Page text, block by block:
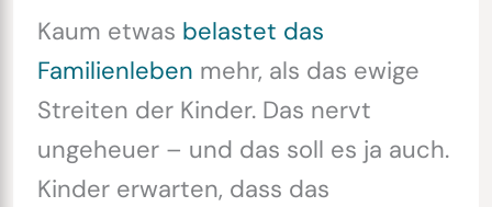
Kaum etwas belastet das
Familienleben mehr, als das ewige
Streiten der Kinder. Das nervt
ungeheuer – und das soll es ja auch.
Kinder erwarten, dass das